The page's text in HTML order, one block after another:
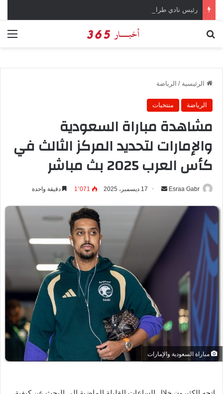
الرئيسية / الرياضة
الرياضة منتخبات
مشاهدة مباراة السعودية
والإمارات لتحديد المركز الثالث في
كأس العرب 2025 بث مباشر
Esraa Gabr
ر
ك
ت
ر
و
17 ديسمبر، 2025 1٬071 دقيقة واحدة
مباراة السعودية والإمارات